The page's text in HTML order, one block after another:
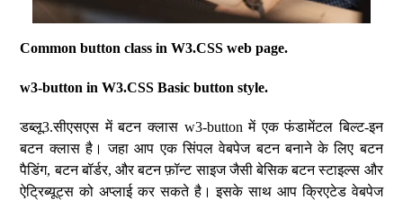
Common button class in W3.CSS web page.
w3-button in W3.CSS Basic button style.
डब्लू3.सीएसएस में बटन क्लास w3-button में एक फंडामेंटल बिल्ट-इन
बटन क्लास है। जहा आप एक सिंपल वेबपेज बटन बनाने के लिए बटन
पैडिंग, बटन बॉर्डर, और बटन फ़ॉन्ट साइज जैसी बेसिक बटन स्टाइल्स और
ऐट्रिब्यूट्स को अप्लाई कर सकते है। इसके साथ आप क्रिएटेड वेबपेज